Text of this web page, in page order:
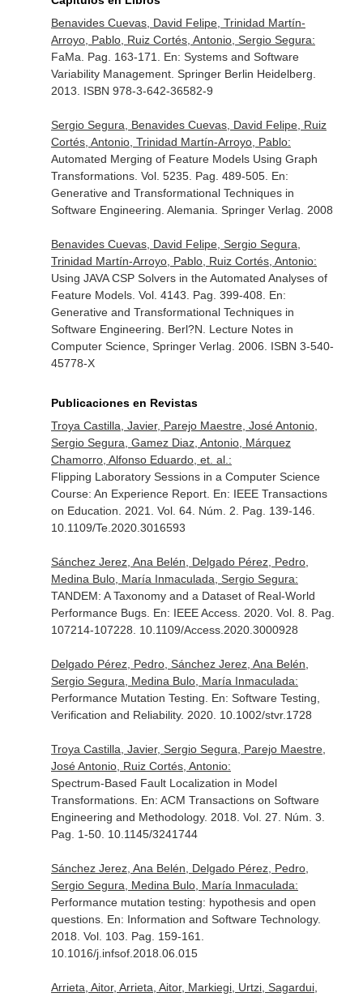
Benavides Cuevas, David Felipe, Trinidad Martín-
Arroyo, Pablo, Ruiz Cortés, Antonio, Sergio Segura:
FaMa. Pag. 163-171. En: Systems and Software
Variability Management. Springer Berlin Heidelberg.
2013. ISBN 978-3-642-36582-9
Sergio Segura, Benavides Cuevas, David Felipe, Ruiz
Cortés, Antonio, Trinidad Martín-Arroyo, Pablo:
Automated Merging of Feature Models Using Graph
Transformations. Vol. 5235. Pag. 489-505. En:
Generative and Transformational Techniques in
Software Engineering . Alemania. Springer Verlag. 2008
Benavides Cuevas, David Felipe, Sergio Segura,
Trinidad Martín-Arroyo, Pablo, Ruiz Cortés, Antonio:
Using JAVA CSP Solvers in the Automated Analyses of
Feature Models. Vol. 4143. Pag. 399-408. En:
Generative and Transformational Techniques in
Software Engineering . Berl?N. Lecture Notes in
Computer Science, Springer Verlag. 2006. ISBN 3-540-
45778-X
Publicaciones en Revistas
Troya Castilla, Javier, Parejo Maestre, José Antonio,
Sergio Segura, Gamez Diaz, Antonio, Márquez
Chamorro, Alfonso Eduardo, et. al.:
Flipping Laboratory Sessions in a Computer Science
Course: An Experience Report. En: IEEE Transactions
on Education . 2021. Vol. 64. Núm. 2. Pag. 139-146.
10.1109/Te.2020.3016593
Sánchez Jerez, Ana Belén, Delgado Pérez, Pedro,
Medina Bulo, María Inmaculada, Sergio Segura:
TANDEM: A Taxonomy and a Dataset of Real-World
Performance Bugs. En: IEEE Access. 2020. Vol. 8. Pag.
107214-107228. 10.1109/Access.2020.3000928
Delgado Pérez, Pedro, Sánchez Jerez, Ana Belén,
Sergio Segura, Medina Bulo, María Inmaculada:
Performance Mutation Testing. En: Software Testing,
Verification and Reliability. 2020. 10.1002/stvr.1728
Troya Castilla, Javier, Sergio Segura, Parejo Maestre,
José Antonio, Ruiz Cortés, Antonio:
Spectrum-Based Fault Localization in Model
Transformations. En: ACM Transactions on Software
Engineering and Methodology. 2018. Vol. 27. Núm. 3.
Pag. 1-50. 10.1145/3241744
Sánchez Jerez, Ana Belén, Delgado Pérez, Pedro,
Sergio Segura, Medina Bulo, María Inmaculada:
Performance mutation testing: hypothesis and open
questions. En: Information and Software Technology.
2018. Vol. 103. Pag. 159-161.
10.1016/j.infsof.2018.06.015
Arrieta, Aitor, Arrieta, Aitor, Markiegi, Urtzi, Sagardui,